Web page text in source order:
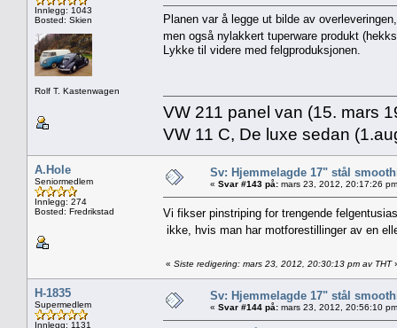
Innlegg: 1043
Bosted: Skien
Rolf T. Kastenwagen
Planen var å legge ut bilde av
men også nylakkert tuperware produkt
Lykke til videre med felgproduksjonen.
VW 211 panel van (15. mars
VW 11 C, De luxe sedan
A.Hole
Seniormedlem
Innlegg: 274
Bosted: Fredrikstad
Sv: Hjemmelagde 17" stål
« Svar #143 på: mars 23, 2012, 20:17:26
Vi fikser pinstriping for trengende
ikke, hvis man har motforestillinger av en
« Siste redigering: mars 23, 2012, 20:30:13 pm av THT
H-1835
Supermedlem
Innlegg: 1131
Sv: Hjemmelagde 17" stål
« Svar #144 på: mars 23, 2012, 20:56:10